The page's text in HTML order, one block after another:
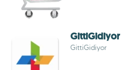
GittiGidiyor
GittiGidiyor